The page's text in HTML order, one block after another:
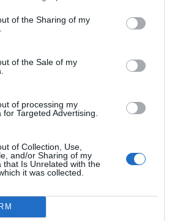
of the Sharing of my
of the Sale of my
of processing my
Targeted Advertising.
of Collection, Use,
and/or Sharing of my
that Is Unrelated with the
it was collected.
serán decididos por la empresa
público.
como fuente preferida de Google
con las últimas noticias de actualidad.
Imprimir